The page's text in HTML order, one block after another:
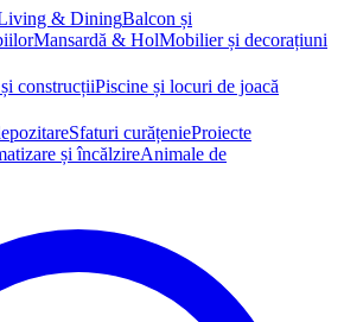
& DiningBalcon și
Mansardă & HolMobilier și decorațiuni
construcțiiPiscine și locuri de joacă
Sfaturi curățenieProiecte
și încălzireAnimale de